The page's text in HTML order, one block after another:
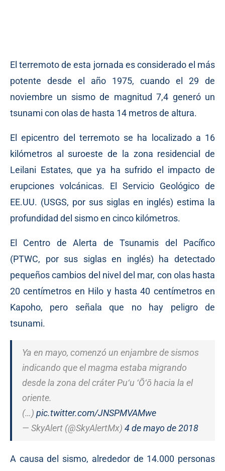
El terremoto de esta jornada es considerado el más
potente desde el año 1975, cuando el 29 de
noviembre un sismo de magnitud 7,4 generó un
tsunami con olas de hasta 14 metros de altura.
El epicentro del terremoto se ha localizado a 16
kilómetros al suroeste de la zona residencial de
Leilani Estates, que ya ha sufrido el impacto de
erupciones volcánicas. El Servicio Geológico de
EE.UU. (USGS, por sus siglas en inglés) estima la
profundidad del sismo en cinco kilómetros.
El Centro de Alerta de Tsunamis del Pacífico
(PTWC, por sus siglas en inglés) ha detectado
pequeños cambios del nivel del mar, con olas hasta
20 centímetros en Hilo y hasta 40 centímetros en
Kapoho, pero señala que no hay peligro de
tsunami.
Ya en mayo, comenzó un enjambre de sismos
indicando que el magma estaba migrando
desde la zona del cráter Pu‘u ‘Ō‘ō hacia la el
oriente.
(…) pic.twitter.com/JNSPMVAMwe
— SkyAlert (@SkyAlertMx) 4 de mayo de 2018
A causa del sismo, alrededor de 14.000 personas